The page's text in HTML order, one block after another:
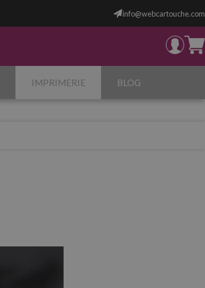
info@webcartouche.com
IMPRIMERIE BLOG